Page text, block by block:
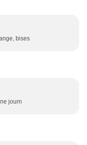
bises
journ